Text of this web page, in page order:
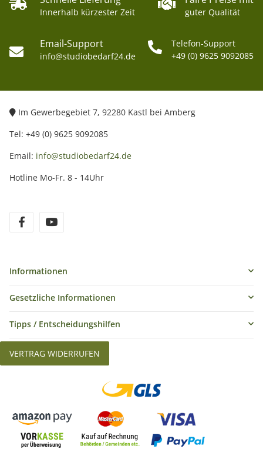
Innerhalb kürzester Zeit guter Qualität
Email-Support
info@studiobedarf24.de
Telefon-Support
+49 (0) 9625 9092085
Im Gewerbegebiet 7, 92280 Kastl bei Amberg
Tel: +49 (0) 9625 9092085
Email: info@studiobedarf24.de
Hotline Mo-Fr. 8 - 14Uhr
Informationen
Gesetzliche Informationen
Tipps / Entscheidungshilfen
VERTRAG WIDERRUFEN